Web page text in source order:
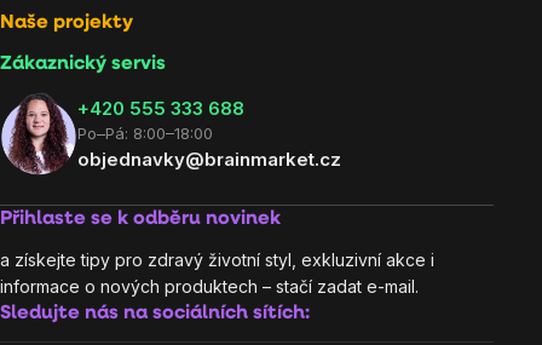
Naše projekty
Zákaznický servis
‭+420 555 333 688
Po–Pá: 8:00–18:00
objednavky@brainmarket.cz
Přihlaste se k odběru novinek
a získejte tipy pro zdravý životní styl, exkluzivní akce i
informace o nových produktech – stačí zadat e-mail.
Sledujte nás na sociálních sítích: